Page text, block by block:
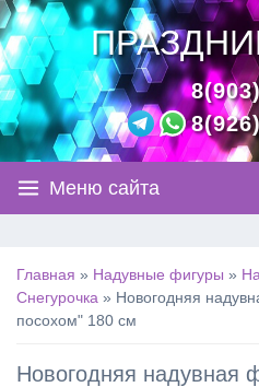
Меню сайта
Главная » Надувные фигуры »
Снегурочка » Новогодняя
посохом" 180 см
Новогодняя надувная